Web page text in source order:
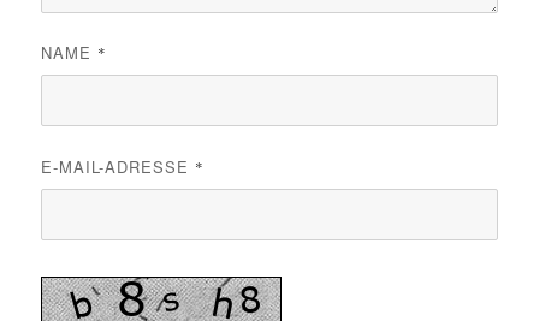
NAME *
E-MAIL-ADRESSE *